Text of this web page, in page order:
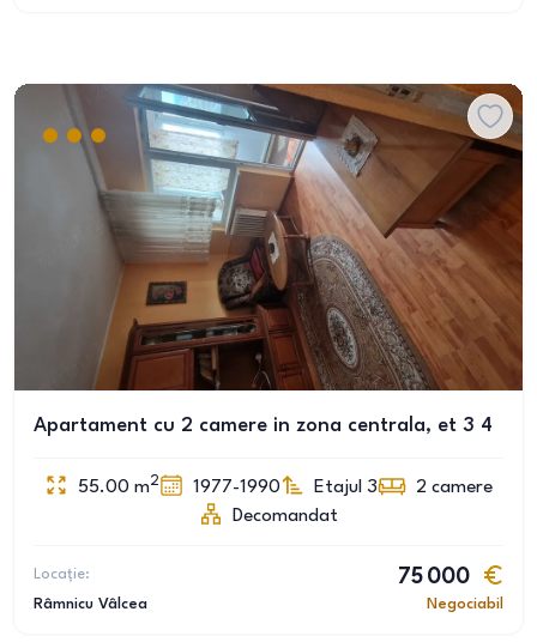
Apartament cu 2 camere in zona centrala, et 3 4
55.00 m2 1977-1990 Etajul 3 2 camere
Decomandat
Locație:
Râmnicu Vâlcea
75 000
Negociabil